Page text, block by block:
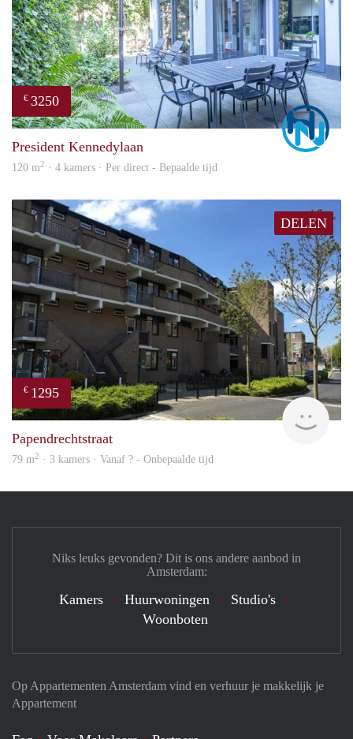
€ 3250
President Kennedylaan
120 m2 · 4 kamers · Per direct - Bepaalde tijd
DELEN
€ 1295
rent
Papendrechtstraat
79 m2 · 3 kamers · Vanaf ? - Onbepaalde tijd
Op Appartementen Amsterdam vind en verhuur je makkelijk je
Appartement
Niks leuks gevonden? Dit is ons andere aanbod in
Amsterdam:
Kamers Huurwoningen
Studio's
Woonboten